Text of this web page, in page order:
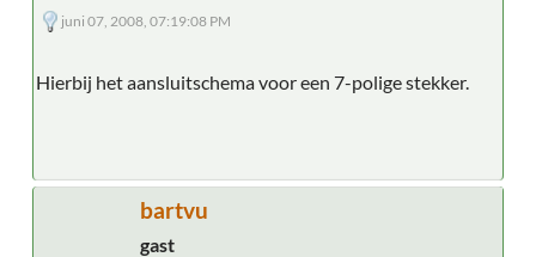
juni 07, 2008, 07:19:08 PM
Hierbij het aansluitschema voor een 7-polige stekker.
bartvu
gast